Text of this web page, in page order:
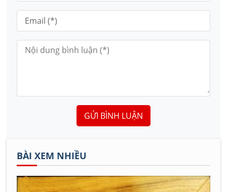
GỬI BÌNH LUẬN
BÀI XEM NHIỀU